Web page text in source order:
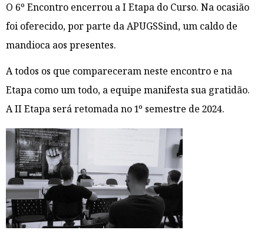
O 6º Encontro encerrou a I Etapa do Curso. Na ocasião
foi oferecido, por parte da APUGSSind, um caldo de
mandioca aos presentes.
A todos os que compareceram neste encontro e na
Etapa como um todo, a equipe manifesta sua gratidão.
A II Etapa será retomada no 1º semestre de 2024.